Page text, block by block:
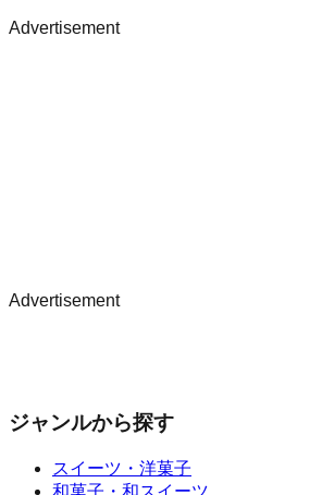
Advertisement
Advertisement
ジャンルから探す
スイーツ・洋菓子